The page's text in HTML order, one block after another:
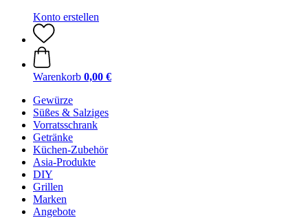
Konto erstellen
Warenkorb 0,00 €
Gewürze
Süßes & Salziges
Vorratsschrank
Getränke
Küchen-Zubehör
Asia-Produkte
DIY
Grillen
Marken
Angebote